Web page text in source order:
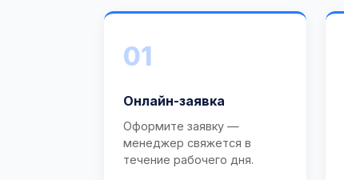
01
Онлайн-заявка
Оформите заявку —
менеджер свяжется в
течение рабочего дня.